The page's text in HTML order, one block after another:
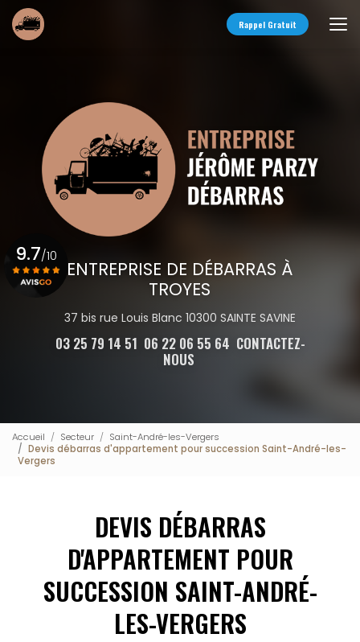
Aller
au
contenu
Rappel Gratuit
ENTREPRISE DE DÉBARRAS À
TROYES
37 bis rue Louis Blanc 10300 SAINTE SAVINE
03 25 79 14 51 06 22 06 55 64 CONTACTEZ-
NOUS
9.7/10
Accueil Secteur
Saint-André-les-Vergers
Devis débarras d'appartement pour succession Saint-André-les-
Vergers
DEVIS DÉBARRAS
D'APPARTEMENT POUR
SUCCESSION SAINT-ANDRÉ-
LES-VERGERS